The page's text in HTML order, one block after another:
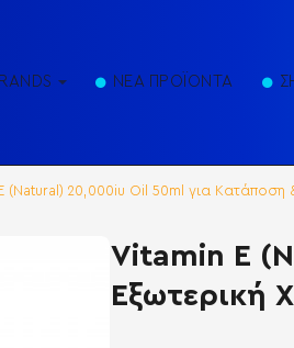
ΝΕΑ ΠΡΟΪΟΝΤΑ
(Natural) 20,000iu Oil 50ml για
Vitamin E
Εξωτερική